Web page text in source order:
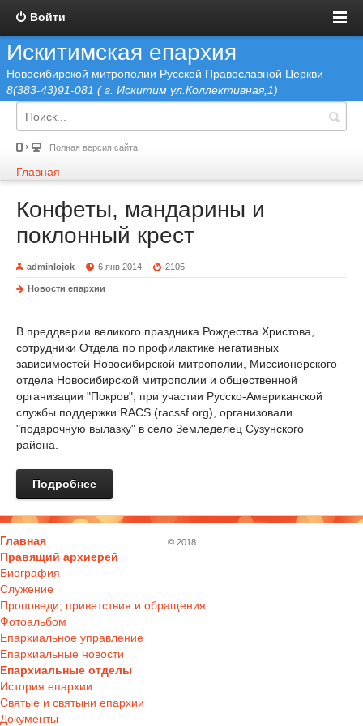
Войти
Искитимская епархия
Новосибирской митрополии Русской Православной Церкви
8(383-43)91-081 ( г. Искитим ул.Коллективная,1)
Полная версия сайта
Главная
Конфеты, мандарины и
поклонный крест
adminlojok 6 янв 2014 2105
Новости епархии
В преддверии великого праздника Рождества Христова,
сотрудники Отдела по профилактике негативных
зависимостей Новосибирской митрополии, Миссионерского
отдела Новосибирской митрополии и общественной
организации "Покров", при участии Русско-Американской
службы поддержки RACS (racssf.org), организовали
"подарочную вылазку" в село Земледелец Сузунского
района.
Подробнее
Главная
Правящий архиерей
Биография
Служение
Проповеди, приветствия и обращения
Фотоальбом
Епархиальное управление
Епархиальные новости
Епархиальные отделы
История епархии
Святые и святыни епархии
Документы
© 2018